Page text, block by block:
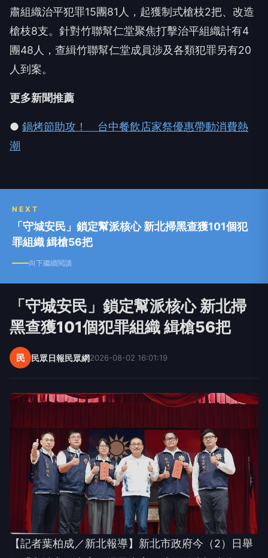
肅組織治平犯罪15團81人，起獲制式槍枝2把、改造
槍枝8支。針對竹聯幫仁堂聚焦打擊治平組織計有4
團48人，查緝竹聯幫仁堂成員涉及各類犯罪另有20
人到案。
更多新聞推薦
● 鍋烤節助攻！ 台中餐飲店家祭優惠帶動消費熱
潮
NEXT
「守城安民」鎖定幫派核心 新北掃黑查獲101個犯
罪組織 緝槍56把
向下繼續閱讀
「守城安民」鎖定幫派核心 新北掃
黑查獲101個犯罪組織 緝槍56把
民 民眾日報民眾網2026-08-02 16:01:19
【記者葉柏成／新北報導】新北市政府今（2）日舉